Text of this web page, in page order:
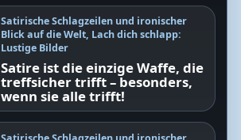
Satirische Schlagzeilen und ironischer
Blick auf die Welt, Lach dich schlapp:
Lustige Bilder
Satire ist die einzige Waffe, die
treffsicher trifft – besonders,
wenn sie alle trifft!